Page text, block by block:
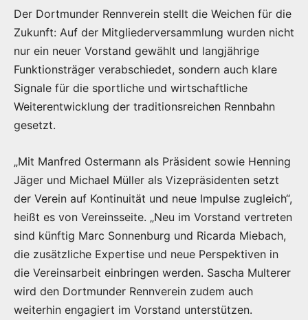
Der Dortmunder Rennverein stellt die Weichen für die
Zukunft: Auf der Mitgliederversammlung wurden nicht
nur ein neuer Vorstand gewählt und langjährige
Funktionsträger verabschiedet, sondern auch klare
Signale für die sportliche und wirtschaftliche
Weiterentwicklung der traditionsreichen Rennbahn
gesetzt.
„Mit Manfred Ostermann als Präsident sowie Henning
Jäger und Michael Müller als Vizepräsidenten setzt
der Verein auf Kontinuität und neue Impulse zugleich“,
heißt es von Vereinsseite. „Neu im Vorstand vertreten
sind künftig Marc Sonnenburg und Ricarda Miebach,
die zusätzliche Expertise und neue Perspektiven in
die Vereinsarbeit einbringen werden. Sascha Multerer
wird den Dortmunder Rennverein zudem auch
weiterhin engagiert im Vorstand unterstützen.